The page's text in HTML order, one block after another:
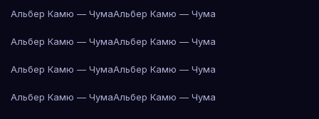
Альбер Камю — ЧумаАльбер Камю — Чума
Альбер Камю — ЧумаАльбер Камю — Чума
Альбер Камю — ЧумаАльбер Камю — Чума
Альбер Камю — ЧумаАльбер Камю — Чума